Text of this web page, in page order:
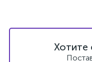
Хотите